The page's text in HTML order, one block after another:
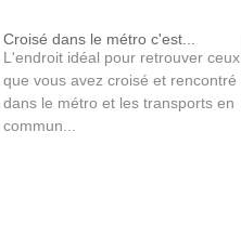
Croisé dans le métro c'est...
L'endroit idéal pour retrouver ceux
que vous avez croisé et rencontré
dans le métro et les transports en
commun...